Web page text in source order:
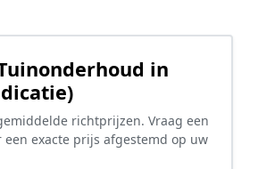
in
richtprijzen. Vraag een
een exacte prijs afgestemd op uw